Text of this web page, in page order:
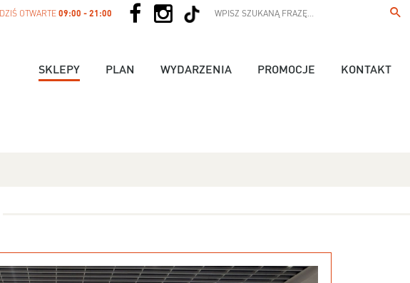
DZIŚ OTWARTE 09:00 - 21:00
SKLEPY PLAN WYDARZENIA PROMOCJE KONTAKT